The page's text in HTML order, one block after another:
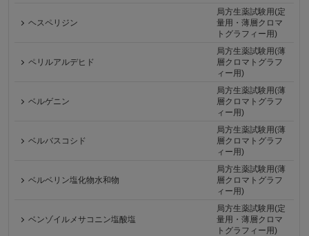
ヘスペリジン
局方生薬試験用(定
量用・薄層クロマ
トグラフィー用)
ペリルアルデヒド
局方生薬試験用(薄
層クロマトグラフ
ィー用)
ベルゲニン
局方生薬試験用(薄
層クロマトグラフ
ィー用)
ベルバスコシド
局方生薬試験用(薄
層クロマトグラフ
ィー用)
ベルベリン塩化物水和物
局方生薬試験用(薄
層クロマトグラフ
ィー用)
ベンゾイルメサコニン塩酸塩
局方生薬試験用(定
量用・薄層クロマ
トグラフィー用)